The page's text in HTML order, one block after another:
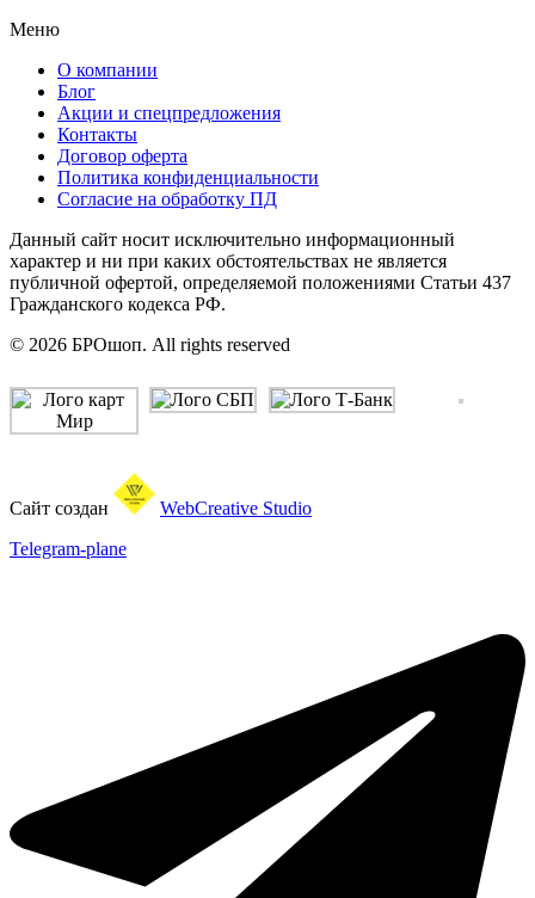
Меню
О компании
Блог
Акции и спецпредложения
Контакты
Договор оферта
Политика конфиденциальности
Согласие на обработку ПД
Данный сайт носит исключительно информационный
характер и ни при каких обстоятельствах не является
публичной офертой, определяемой положениями Статьи 437
Гражданского кодекса РФ.
© 2026 БРОшоп. All rights reserved
Сайт создан
WebCreative Studio
Telegram-plane